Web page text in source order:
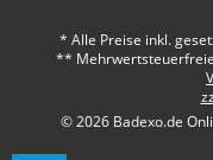
* Alle Preise inkl.
** Mehrwertsteuerfreie
© 2026 Badexo.de